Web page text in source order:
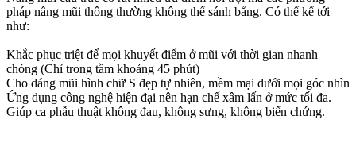
pháp nâng mũi thông thường không thể sánh bằng. Có thể kể tới
như:
Khắc phục triệt để mọi khuyết điểm ở mũi với thời gian nhanh
chóng (Chỉ trong tầm khoảng 45 phút)
Cho dáng mũi hình chữ S đẹp tự nhiên, mềm mại dưới mọi góc nhìn
Ứng dụng công nghệ hiện đại nên hạn chế xâm lấn ở mức tối đa.
Giúp ca phẫu thuật không đau, không sưng, không biến chứng.